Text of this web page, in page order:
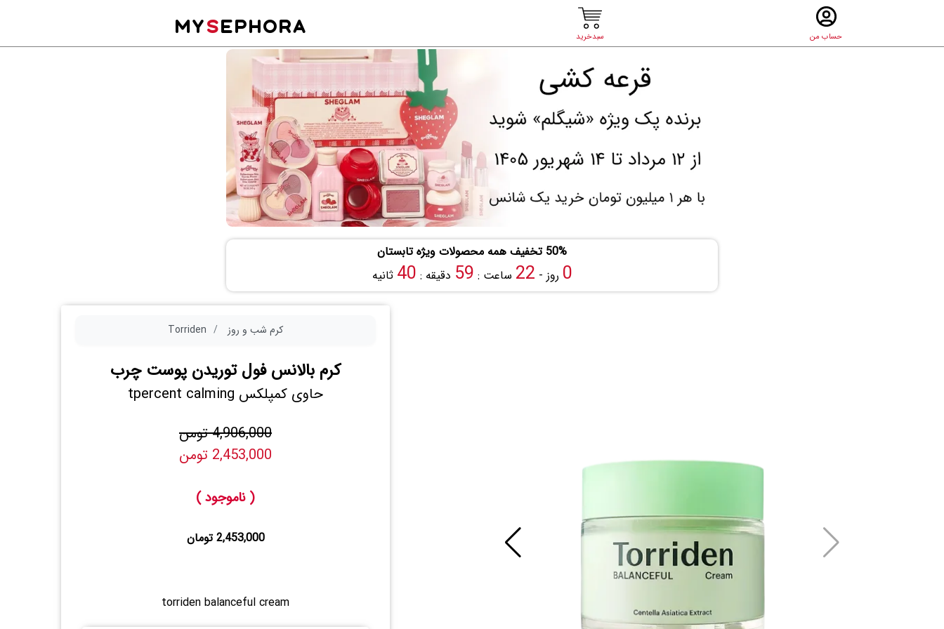
حساب من سبدخرید
MYSEPHORA
50% تخفیف همه محصولات ویژه تابستان
0 روز - 22 ساعت : 59 دقیقه : 39 ثانیه
کرم شب و روز Torriden
کرم بالانس فول توریدن پوست چرب
حاوی کمپلکس tpercent calming
4,906,000 تومن
2,453,000 تومن
( ناموجود )
2,453,000 تومان
torriden balanceful cream